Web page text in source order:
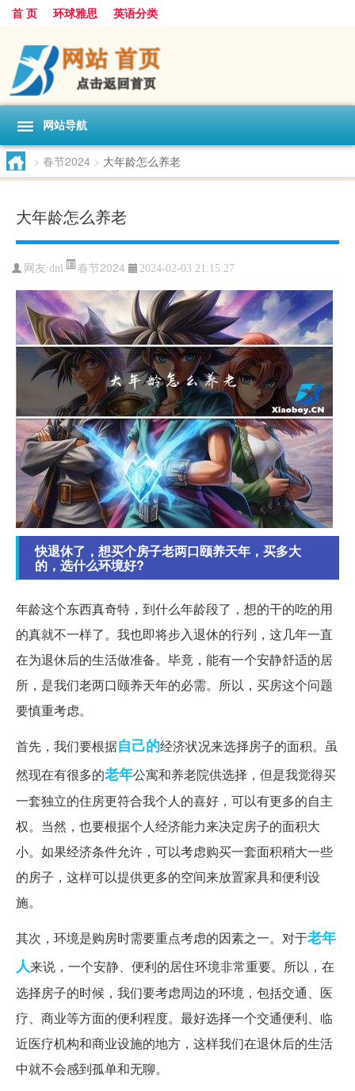
首 页 环球雅思 英语分类
网站导航
> 春节2024 > 大年龄怎么养老
大年龄怎么养老
网友:dnl 春节2024 2024-02-03 21:15:27
快退休了，想买个房子老两口颐养天年，买多大
的，选什么环境好?
年龄这个东西真奇特，到什么年龄段了，想的干的吃的用
的真就不一样了。我也即将步入退休的行列，这几年一直
在为退休后的生活做准备。毕竟，能有一个安静舒适的居
所，是我们老两口颐养天年的必需。所以，买房这个问题
要慎重考虑。
首先，我们要根据自己的经济状况来选择房子的面积。虽
然现在有很多的老年公寓和养老院供选择，但是我觉得买
一套独立的住房更符合我个人的喜好，可以有更多的自主
权。当然，也要根据个人经济能力来决定房子的面积大
小。如果经济条件允许，可以考虑购买一套面积稍大一些
的房子，这样可以提供更多的空间来放置家具和便利设
施。
其次，环境是购房时需要重点考虑的因素之一。对于老年
人来说，一个安静、便利的居住环境非常重要。所以，在
选择房子的时候，我们要考虑周边的环境，包括交通、医
疗、商业等方面的便利程度。最好选择一个交通便利、临
近医疗机构和商业设施的地方，这样我们在退休后的生活
中就不会感到孤单和无聊。